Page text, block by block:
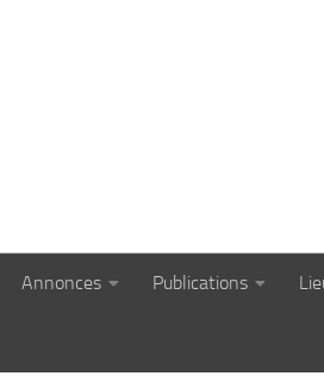
Annonces Publications